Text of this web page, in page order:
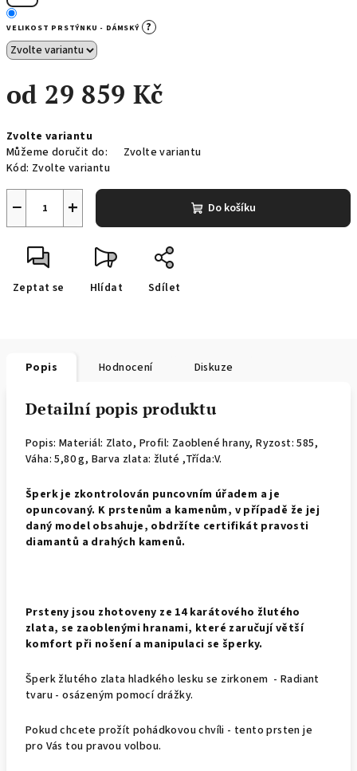
VELIKOST PRSTÝNKU - DÁMSKÝ ?
od 29 859 Kč
cena:
Zvolte variantu
Můžeme doručit do:
Zvolte variantu
Kód: Zvolte variantu
+
− Do košíku
Zeptat se Hlídat Sdílet
Popis Hodnocení Diskuze
Detailní popis produktu
Popis: Materiál: Zlato, Profil: Zaoblené hrany,Ryzost: 585,
Váha: 5,80 g, Barva zlata: žluté ,Třída:V.
Šperk je zkontrolován puncovním úřadem a je
opuncovaný. K prstenům a kamenům, v případě že jej
daný model obsahuje, obdržíte certifikát pravosti
diamantů a drahých kamenů.
Prsteny jsou zhotoveny ze 14 karátového žlutého
zlata, se zaoblenými hranami, které zaručují větší
komfort při nošení a manipulaci se šperky.
Šperk žlutého zlata hladkého lesku se zirkonem - Radiant
tvaru - osázeným pomocí drážky.
Pokud chcete prožít pohádkovou chvíli - tento prsten je
pro Vás tou pravou volbou.